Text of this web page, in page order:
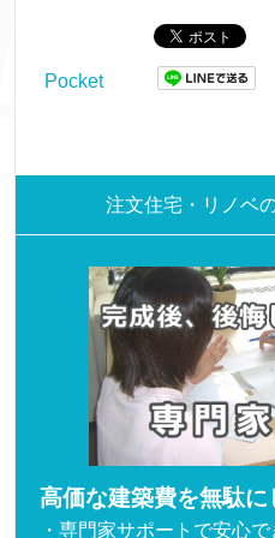
Pocket
注文住宅・リノベ
高価な建築費を無駄に
・専門家サポートで安心で